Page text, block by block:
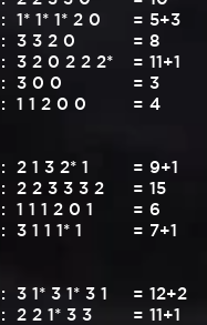
: 1* 1* 1* 2 0
: 3 3 2 0
: 3 2 0 2 2 2*
: 3 0 0
: 1 1 2 0 0
: 2 1 3 2* 1
: 2 2 3 3 3 2
: 1 1 1 2 0 1
: 3 1 1 1* 1
: 3 1* 3 1* 3 1
: 2 2 1* 3 3
= 5+3
= 8
= 11+1
= 3
= 4
= 9+1
= 15
= 6
= 7+1
= 12+2
= 11+1